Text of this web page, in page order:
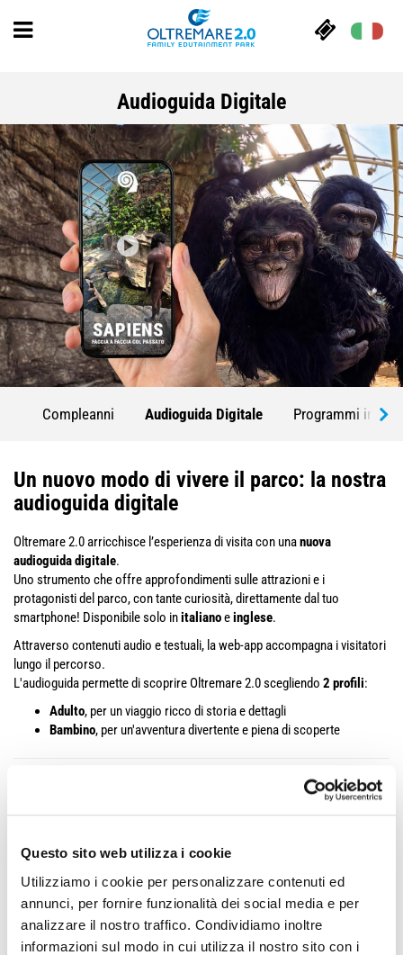
Questo sito web utilizza i cookie
Utilizziamo i cookie per personalizzare contenuti ed
annunci, per fornire funzionalità dei social media e per
analizzare il nostro traffico. Condividiamo inoltre
informazioni sul modo in cui utilizza il nostro sito con i
Audioguida Digitale
Compleanni Audioguida Digitale Programmi
Un nuovo modo di vivere il parco: la nostra
audioguida digitale
Oltremare 2.0 arricchisce l’esperienza di visita con unanuova
audioguida digitale.
Uno strumento che offre approfondimenti sulle attrazioni e i
protagonisti del parco, con tante curiosità, direttamente dal tuo
smartphone! Disponibile solo initalianoeinglese.
Attraverso contenuti audio e testuali, la web-app accompagna i visitatori
lungo il percorso.
L'audioguida permette di scoprire Oltremare 2.0 scegliendo 2 profili:
Adulto, per un viaggio ricco di storia e dettagli
Bambino, per un'avventura divertente e piena di scoperte
facilmente dal browser del telefono.
Dopo l’acquisto, si riceve un
codice PIN
da utilizzare
audio.oltremare.org
Il PIN è valido per 48 ore dall’attivazionee consente l’accesso
da un numero di dispositivi pari al numero di audioguide